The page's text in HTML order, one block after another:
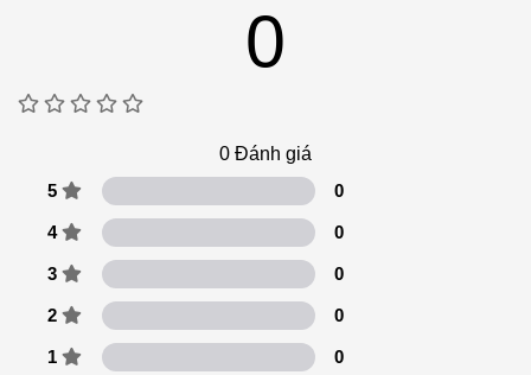
0
0 Đánh giá
5
0
4 0
3 0
2 0
1 0